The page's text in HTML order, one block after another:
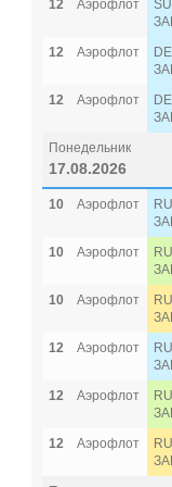
12 Аэрофлот
12
Аэрофлот
12
Аэрофлот
Понедельник
17.08.2026
10 Аэрофлот
10
Аэрофлот
10
Аэрофлот
12
Аэрофлот
12
Аэрофлот
12
Аэрофлот